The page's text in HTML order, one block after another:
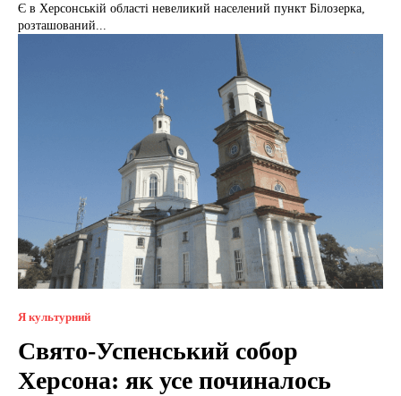
Є в Херсонській області невеликий населений пункт Білозерка,
розташований...
Я культурний
Свято-Успенський собор
Херсона: як усе починалось